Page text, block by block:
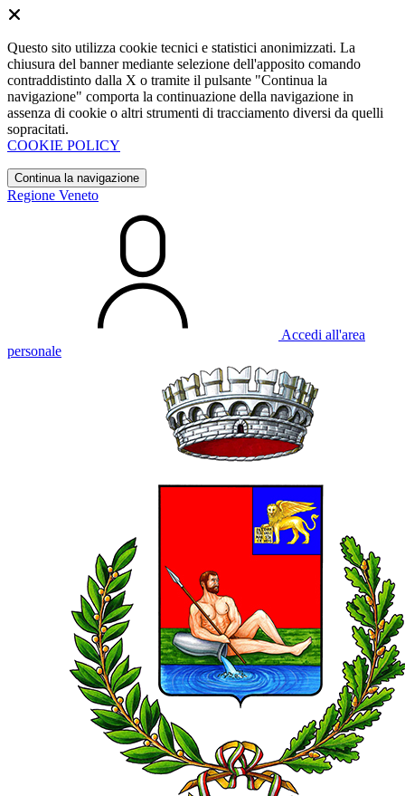
Questo sito utilizza cookie tecnici e statistici anonimizzati. La
chiusura del banner mediante selezione dell'apposito comando
contraddistinto dalla X o tramite il pulsante "Continua la
navigazione" comporta la continuazione della navigazione in
assenza di cookie o altri strumenti di tracciamento diversi da quelli
sopracitati.
COOKIE POLICY
Continua la navigazione
Regione Veneto
Accedi all'area
personale